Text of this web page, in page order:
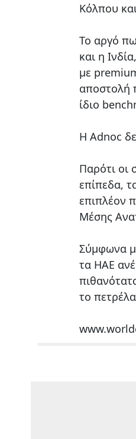
Κόλπου
Το αργό
και η
με
αποστολή
ίδιο
Η Adnoc
Παρότι οι
επίπεδα,
επιπλέον
Μέσης
Σύμφωνα
τα ΗΑΕ
το